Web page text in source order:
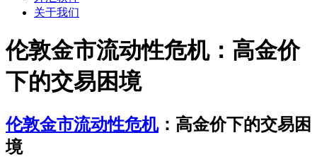
关于我们
伦敦金市流动性危机：高金价
下的交易困境
伦敦金市流动性危机：高金价下的交易困
境